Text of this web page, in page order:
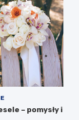
– pomysły i